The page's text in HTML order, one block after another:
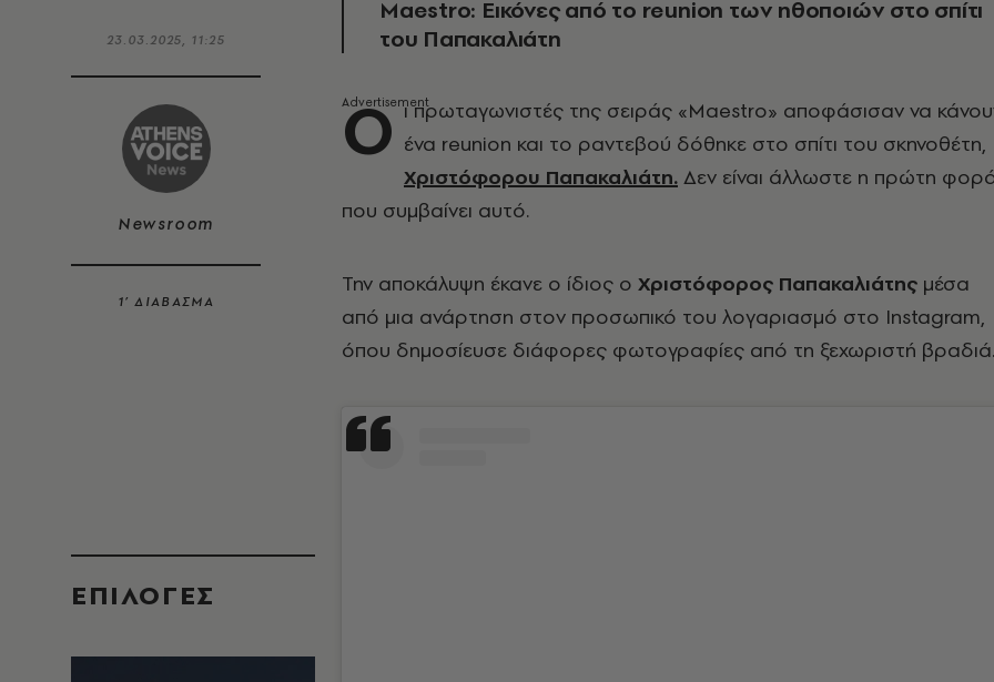
23.03.2025, 11:25
Newsroom
1’ ΔΙΑΒΑΣΜΑ
EΠΙΛΟΓΈΣ
Maestro: Εικόνες από το reunion των ηθοποιών στο σπίτι
του Παπακαλιάτη
Ο ι πρωταγωνιστές της σειράς «Maestro» αποφάσισαν να
ένα reunion και το ραντεβού δόθηκε στο σπίτι του σκηνοθέτη,
Χριστόφορου Παπακαλιάτη. Δεν είναι άλλωστε η πρώτη
που συμβαίνει αυτό.
Την αποκάλυψη έκανε ο ίδιος ο Χριστόφορος Παπακαλιάτης μέσα
από μια ανάρτηση στον προσωπικό του λογαριασμό στο Instagram,
όπου δημοσίευσε διάφορες φωτογραφίες από τη ξεχωριστή βραδιά.